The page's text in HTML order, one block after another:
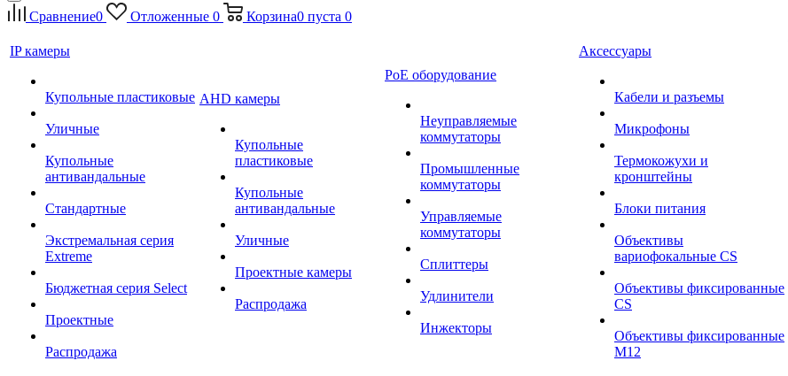
Сравнение0 Отложенные 0 Корзина0 пуста 0
IP камеры
Купольные пластиковые
Уличные
Купольные
антивандальные
Стандартные
Экстремальная серия
Extreme
Бюджетная серия Select
Проектные
Распродажа
AHD камеры
Купольные
пластиковые
Купольные
антивандальные
Уличные
Проектные камеры
Распродажа
PoE оборудование
Неуправляемые
коммутаторы
Промышленные
коммутаторы
Управляемые
коммутаторы
Сплиттеры
Удлинители
Инжекторы
Аксессуары
Кабели и разъемы
Микрофоны
Термокожухи и
кронштейны
Блоки питания
Объективы
вариофокальные CS
Объективы фиксированные
CS
Объективы фиксированные
М12